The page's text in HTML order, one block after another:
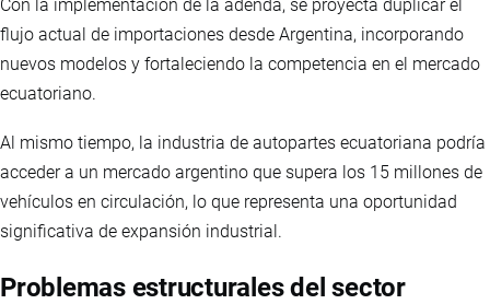
Con la implementación de la adenda, se proyecta duplicar el
flujo actual de importaciones desde Argentina, incorporando
nuevos modelos y fortaleciendo la competencia en el mercado
ecuatoriano.
Al mismo tiempo, la industria de autopartes ecuatoriana podría
acceder a un mercado argentino que supera los 15 millones de
vehículos en circulación, lo que representa una oportunidad
significativa de expansión industrial.
Problemas estructurales del sector